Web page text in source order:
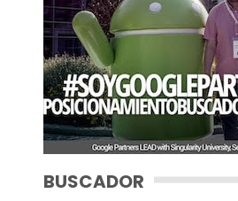
BUSCADOR